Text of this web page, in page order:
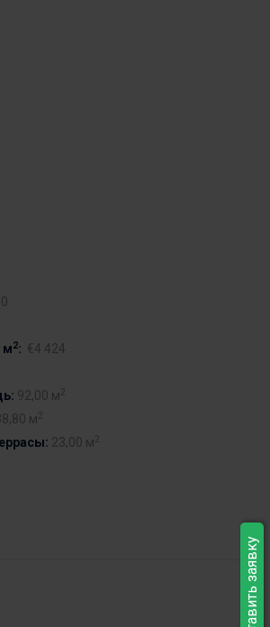
м2: €4 424
92,00 м2
м2
23,00 м2
Оставить заявку